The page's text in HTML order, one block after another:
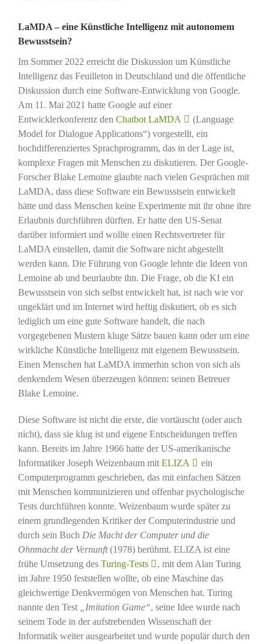
LaMDA – eine Künstliche Intelligenz mit autonomem
Bewusstsein?
Im Sommer 2022 erreicht die Diskussion um Künstliche
Intelligenz das Feuilleton in Deutschland und die öffentliche
Diskussion durch eine Software-Entwicklung von Google.
Am 11. Mai 2021 hatte Google auf einer
Entwicklerkonferenz den Chatbot LaMDA
(Language
Model for Dialogue Applications“) vorgestellt, ein
hochdifferenziertes Sprachprogramm, das in der Lage ist,
komplexe Fragen mit Menschen zu diskutieren. Der Google-
Forscher Blake Lemoine glaubte nach vielen Gesprächen mit
LaMDA, dass diese Software ein Bewusstsein entwickelt
hätte und dass Menschen keine Experimente mit ihr ohne ihre
Erlaubnis durchführen dürften. Er hatte den US-Senat
darüber informiert und wollte einen Rechtsvertreter für
LaMDA einstellen, damit die Software nicht abgestellt
werden kann. Die Führung von Google lehnte die Ideen von
Lemoine ab und beurlaubte ihn. Die Frage, ob die KI ein
Bewusstsein von sich selbst entwickelt hat, ist nach wie vor
ungeklärt und im Internet wird heftig diskutiert, ob es sich
lediglich um eine gute Software handelt, die nach
vorgegebenen Mustern kluge Sätze bauen kann oder um eine
wirkliche Künstliche Intelligenz mit eigenem Bewusstsein.
Einen Menschen hat LaMDA immerhin schon von sich als
denkendem Wesen überzeugen können: seinen Betreuer
Blake Lemoine.
Diese Software ist nicht die erste, die vortäuscht (oder auch
nicht), dass sie klug ist und eigene Entscheidungen treffen
kann. Bereits im Jahre 1966 hatte der US-amerikanische
Informatiker Joseph Weizenbaum mit ELIZA
ein
Computerprogramm geschrieben, das mit einfachen Sätzen
mit Menschen kommunizieren und offenbar psychologische
Tests durchführen konnte. Weizenbaum wurde später zu
einem grundlegenden Kritiker der Computerindustrie und
durch sein Buch Die Macht der Computer und die
Ohnmacht der Vernunft(1978) berühmt. ELIZA ist eine
frühe Umsetzung des Turing-Tests
, mit dem Alan Turing
im Jahre 1950 feststellen wollte, ob eine Maschine das
gleichwertige Denkvermögen von Menschen hat. Turing
nannte den Test
„Imitation Game“, seine Idee wurde nach
seinem Tode in der aufstrebenden Wissenschaft der
Informatik weiter ausgearbeitet und wurde populär durch den